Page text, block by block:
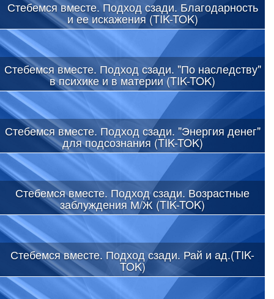
Стебемся вместе. Подход сзади. Благодарность
и ее искажения (TIK-TOK)
Стебемся вместе. Подход сзади. "По наследству"
в психике и в материи (TIK-TOK)
Стебемся вместе. Подход сзади. "Энергия денег"
для подсознания (TIK-TOK)
Стебемся вместе. Подход сзади. Возрастные
заблуждения М/Ж (TIK-TOK)
Стебемся вместе. Подход сзади. Рай и ад.(TIK-
TOK)